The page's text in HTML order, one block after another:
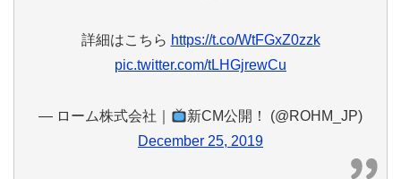
詳細はこちら https://t.co/WtFGxZ0zzk
pic.twitter.com/tLHGjrewCu
— ローム株式会社｜
新CM公開！ (@ROHM_JP)
December 25, 2019